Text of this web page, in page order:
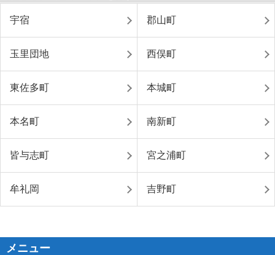
宇宿 郡山町
玉里団地 西俣町
東佐多町 本城町
本名町 南新町
皆与志町 宮之浦町
牟礼岡 吉野町
メニュー